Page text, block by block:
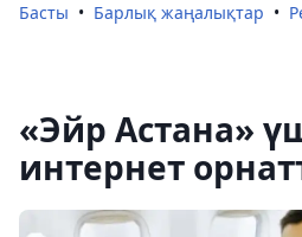
Басты Барлық жаңалықтар
«Эйр Астана»
интернет